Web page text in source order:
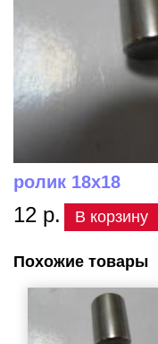
ролик 18х18
12 р. В корзину
Похожие товары